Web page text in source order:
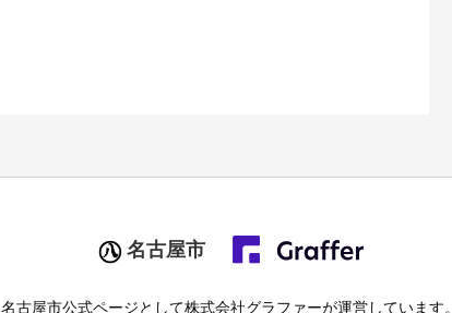
名古屋市
名古屋市公式ページとして株式会社グラファーが運営しています。